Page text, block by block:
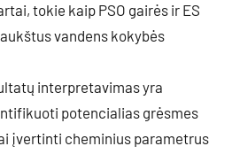
tokie kaip PSO gairės ir ES
vandens kokybės
interpretavimas yra
potencialias grėsmes
įvertinti cheminius parametrus